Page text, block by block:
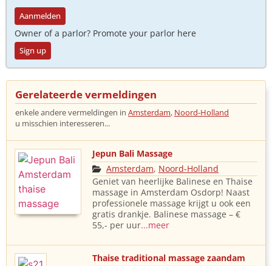
Aanmelden
Owner of a parlor? Promote your parlor here
Sign up
Gerelateerde vermeldingen
enkele andere vermeldingen in Amsterdam, Noord-Holland
u misschien interesseren...
Jepun Bali Massage
Amsterdam, Noord-Holland
Geniet van heerlijke Balinese en Thaise
massage in Amsterdam Osdorp! Naast
professionele massage krijgt u ook een
gratis drankje. Balinese massage – €
55,- per uur...meer
Thaise traditional massage zaandam